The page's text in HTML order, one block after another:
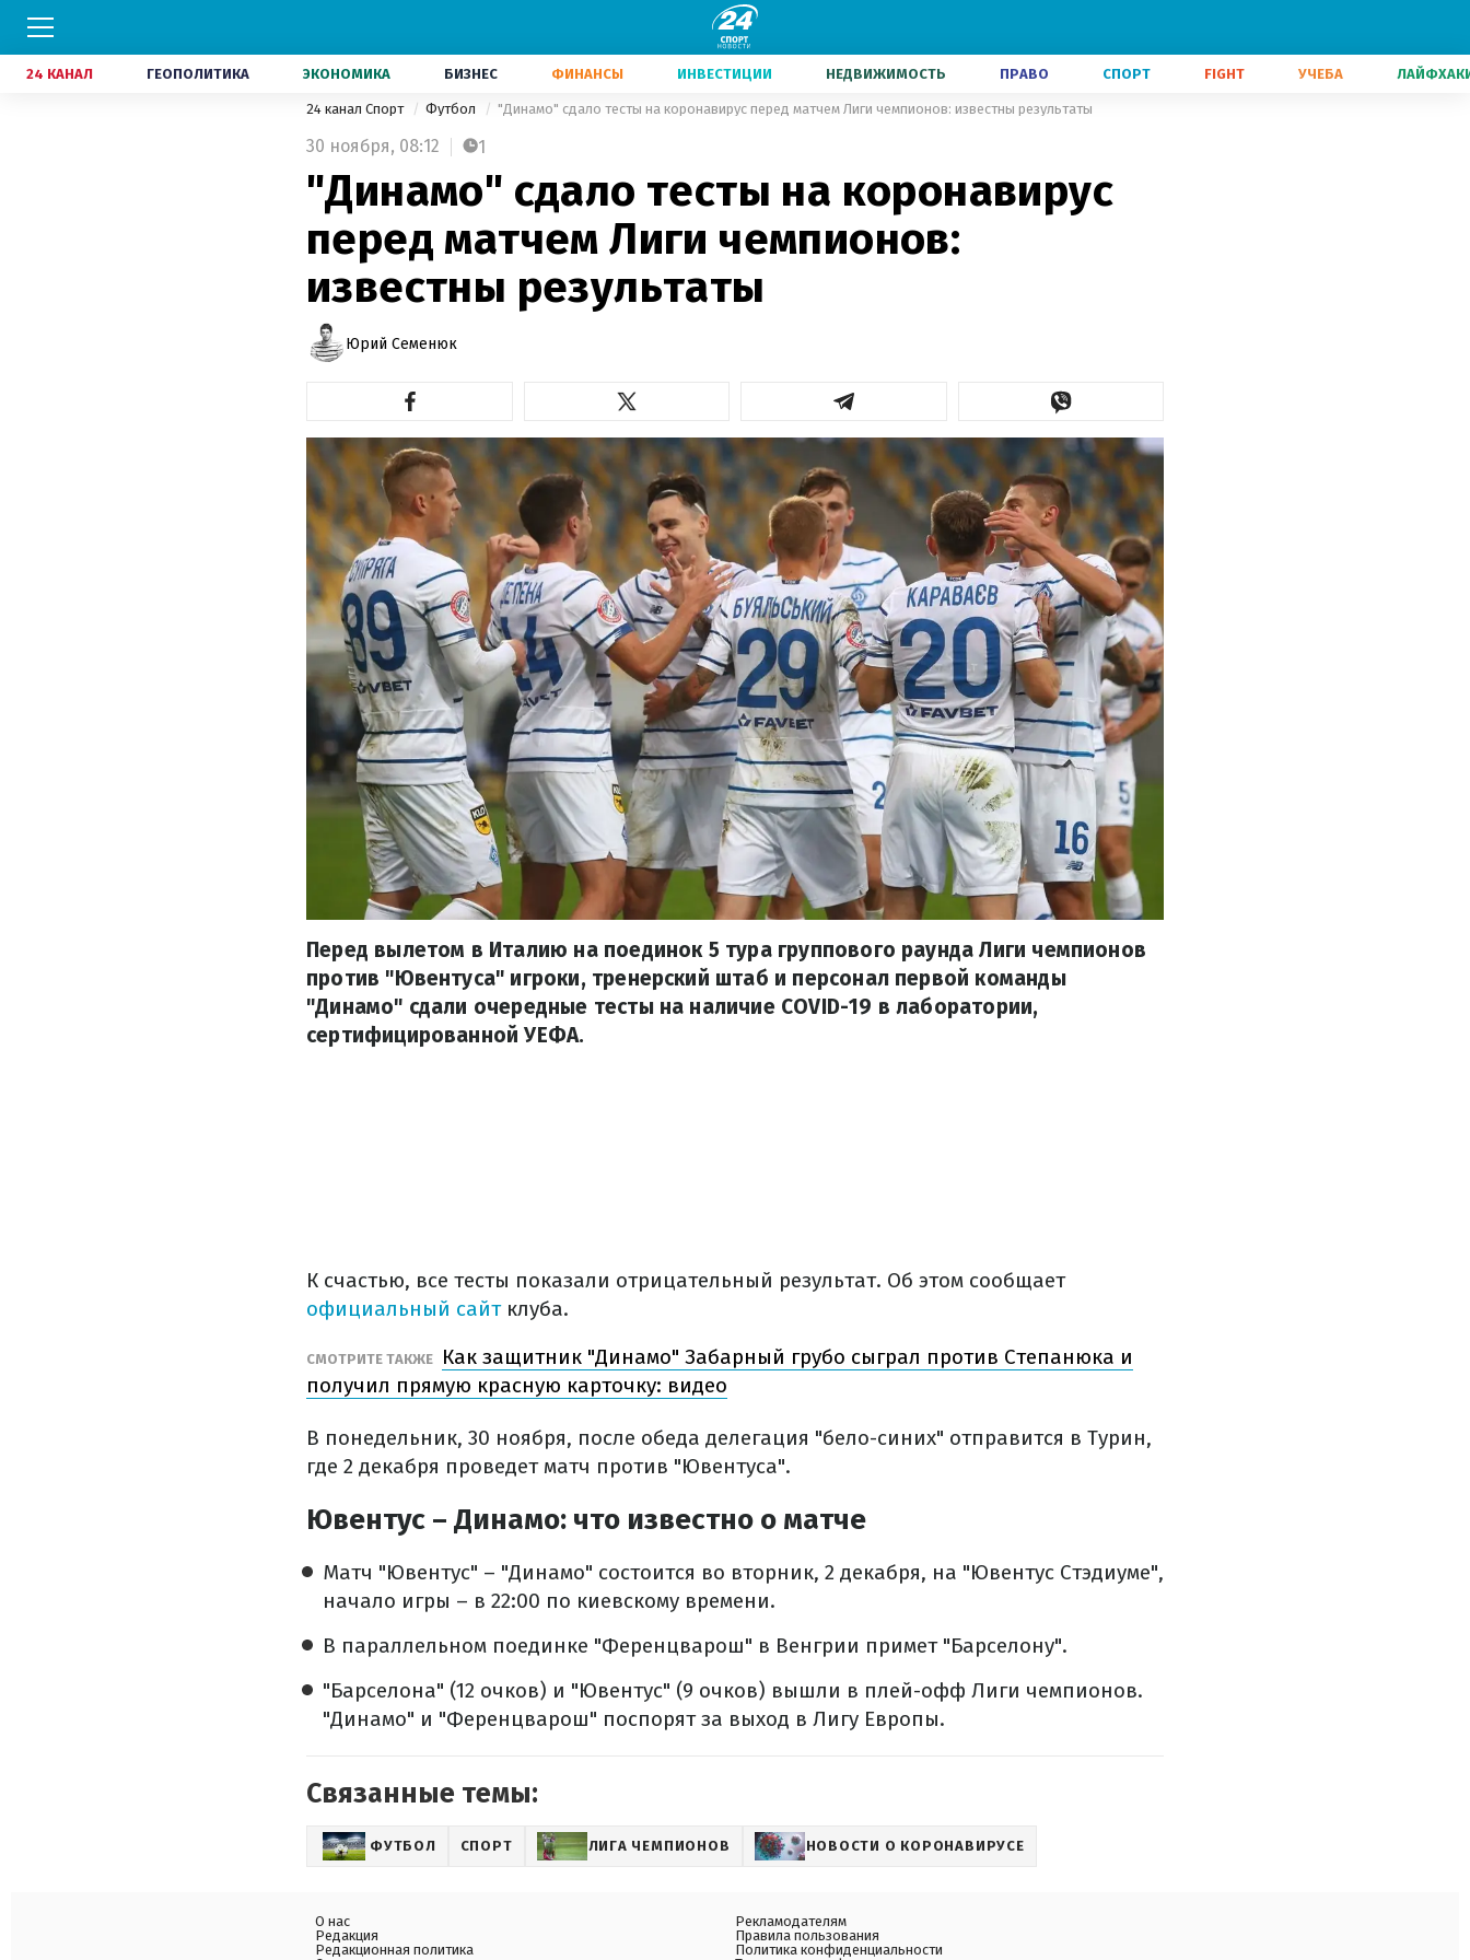
24 КАНАЛ ГЕОПОЛИТИКА ЭКОНОМИКА БИЗНЕС ФИНАНСЫ ИНВЕСТИЦИИ НЕДВИЖИМОСТЬ ПРАВО СПОРТ FIGHT УЧЕБА
24 канал Спорт Футбол "Динамо" сдало тесты на коронавирус перед матчем Лиги чемпионов: известны результаты
30 ноября, 08:12 1
"Динамо" сдало тесты на коронавирус
перед матчем Лиги чемпионов:
известны результаты
Юрий Семенюк
Перед вылетом в Италию на поединок 5 тура группового раунда Лиги чемпионов
против "Ювентуса" игроки, тренерский штаб и персонал первой команды
"Динамо" сдали очередные тесты на наличие COVID-19 в лаборатории,
сертифицированной УЕФА.
К счастью, все тесты показали отрицательный результат. Об этом сообщает
официальный сайтклуба.
СМОТРИТЕ ТАКЖЕ
Как защитник "Динамо" Забарный грубо сыграл против Степанюка и
получил прямую красную карточку: видео
В понедельник, 30 ноября, после обеда делегация "бело-синих" отправится в Турин,
где 2 декабря проведет матч против "Ювентуса".
Ювентус – Динамо: что известно о матче
Матч "Ювентус" – "Динамо" состоится во вторник, 2 декабря, на "Ювентус Стэдиуме",
начало игры – в 22:00 по киевскому времени.
В параллельном поединке "Ференцварош" в Венгрии примет "Барселону".
"Барселона" (12 очков) и "Ювентус" (9 очков) вышли в плей-офф Лиги чемпионов.
"Динамо" и "Ференцварош" поспорят за выход в Лигу Европы.
Связанные темы:
ФУТБОЛ СПОРТ ЛИГА ЧЕМПИОНОВ НОВОСТИ О КОРОНАВИРУСЕ
О нас
Редакция
Редакционная политика
Рекламодателям
Правила пользования
Политика конфиденциальности